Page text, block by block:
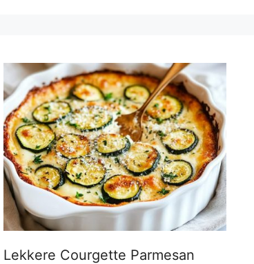
Lekkere Courgette Parmesan